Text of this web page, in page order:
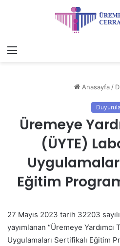
Menü
Anasayfa/
Üremeye
(ÜYTE)
Eğitim
27 Mayıs 2023 tarih 32203
yayımlanan “Üremeye
Uygulamaları Sertifikalı Eğitim